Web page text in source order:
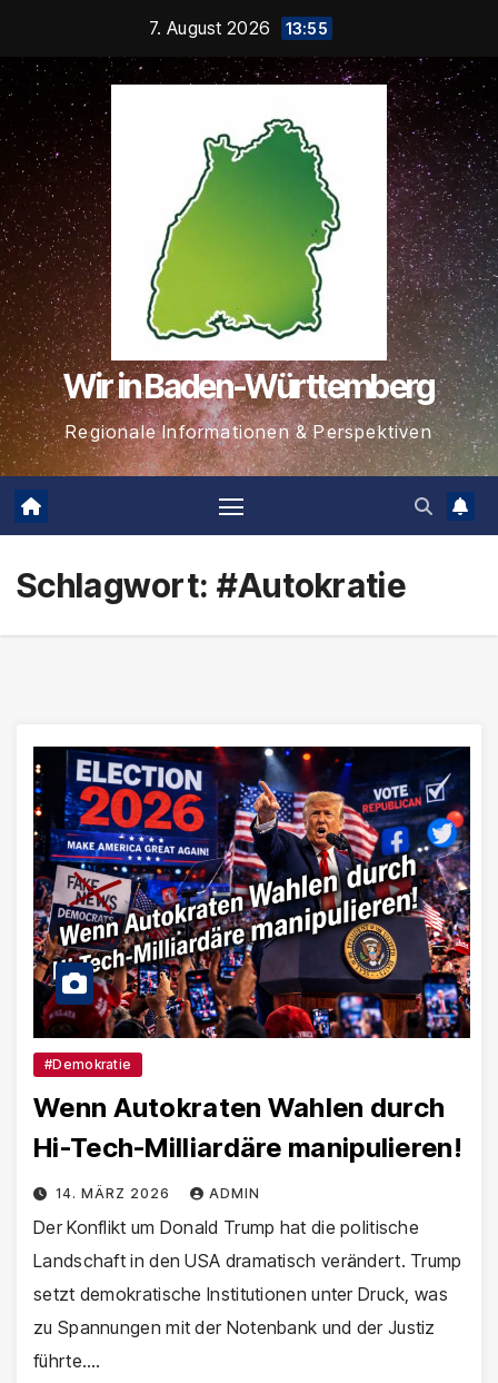
springen
7. August 2026 13:55
Wir in Baden-Württemberg
Regionale Informationen & Perspektiven
Schlagwort: #Autokratie
#Demokratie
Wenn Autokraten Wahlen durch
Hi-Tech-Milliardäre manipulieren!
14. MÄRZ 2026 ADMIN
Der Konflikt um Donald Trump hat die politische
Landschaft in den USA dramatisch verändert. Trump
setzt demokratische Institutionen unter Druck, was
zu Spannungen mit der Notenbank und der Justiz
führte.…